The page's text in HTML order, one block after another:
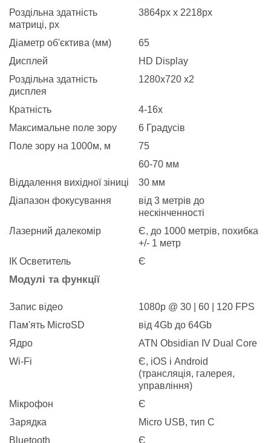
Роздільна здатність
матриці, px
3864px x 2218px
Діаметр об'єктива (мм)
65
Дисплей
HD Display
Роздільна здатність
дисплея
1280x720 x2
Кратність
4-16x
Максимальне поле зору
6 Градусів
Поле зору на 1000м, м
75
60-70 мм
Віддалення вихідної зіниці
30 мм
Діапазон фокусування
від 3 метрів до
нескінченності
Лазерний далекомір
Є, до 1000 метрів, похибка
+/- 1 метр
ІК Осветитель
Є
Модулі та функції
Запис відео
1080p @ 30 | 60 | 120 FPS
Пам'ять MicroSD
від 4Gb до 64Gb
Ядро
ATN Obsidian IV Dual Core
Wi-Fi
Є, iOS і Android
(трансляція, галерея,
управління)
Мікрофон
Є
Зарядка
Micro USB, тип C
Bluetooth
Є